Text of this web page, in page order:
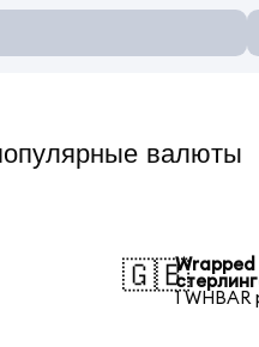
валюты
🇬🇧Wrapped
1